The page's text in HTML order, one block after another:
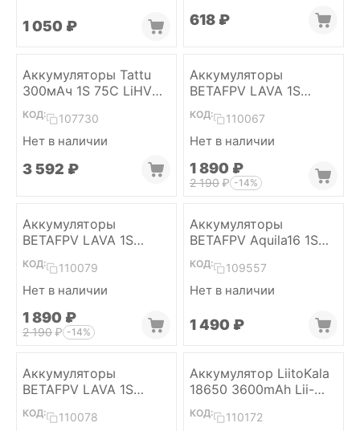
1 050 ₽ ‍618‍ ₽
Аккумуляторы Tattu
300мАч 1S 75C LiHV
(BT2.0) (5 шт.)
КОД: 107730
Нет в наличии
3 592 ₽
Аккумуляторы
BETAFPV LAVA 1S
450mAh 75C LiHV
(BT2.0, 4 шт)
КОД: 110067
Нет в наличии
1 890 ₽
2 190₽ -14%
Аккумуляторы
BETAFPV LAVA 1S
300mAh 75C LiHV
(BT2.0, 5 шт)
КОД: 110079
Нет в наличии
1 890 ₽
2 190₽ -14%
Аккумуляторы
BETAFPV Aquila16 1S
1100mAh 15C LiHV
(BT2.0, 2 шт)
КОД: 109557
Нет в наличии
1 490 ₽
Аккумуляторы
BETAFPV LAVA 1S
550mAh 75C LiHV
(BT2.0, 4 шт)
КОД: 110078
Аккумулятор LiitoKala
18650 3600mAh Lii-
36S+ (Flat top)
КОД: 110172